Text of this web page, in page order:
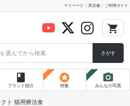
マイページ 実店舗 ご利用ガイド
local_grocery_store
さがす
book
ブランド紹介
stars
特集
photo_camera
みんなの写真
ト 猫用療法食